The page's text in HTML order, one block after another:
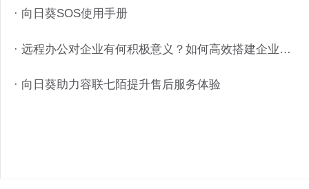
· 向日葵SOS使用手册
· 远程办公对企业有何积极意义？如何高效搭建企业远程办公方案？
· 向日葵助力容联七陌提升售后服务体验